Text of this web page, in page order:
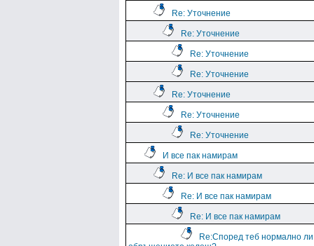
Re: Уточнение
Re: Уточнение
Re: Уточнение
Re: Уточнение
Re: Уточнение
Re: Уточнение
Re: Уточнение
И все пак намирам
Re: И все пак намирам
Re: И все пак намирам
Re: И все пак намирам
Re:Според теб нормално